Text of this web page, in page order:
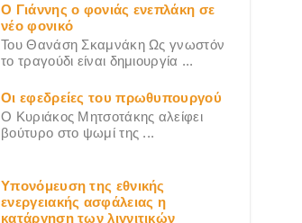
Ο Γιάννης ο φονιάς ενεπλάκη σε
νέο φονικό
Του Θανάση Σκαμνάκη Ως γνωστόν
το τραγούδι είναι δημιουργία ...
Οι εφεδρείες του πρωθυπουργού
Ο Κυριάκος Μητσοτάκης αλείφει
βούτυρο στο ψωμί της ...
Υπονόμευση της εθνικής
ενεργειακής ασφάλειας η
κατάργηση των λιγνιτικών